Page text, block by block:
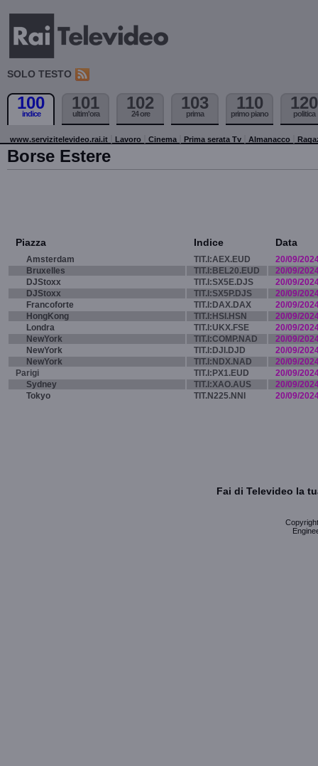
SOLO TESTO
100
indice
101
ultim'ora
102
24 ore
103
prima
110
primo piano
120
politica
www.servizitelevideo.rai.it Lavoro Cinema Prima serata Tv Almanacco
Borse Estere
Piazza Indice Data
Amsterdam TIT.I:AEX.EUD
20/09/
Bruxelles
TIT.I:BEL20.EUD
20/09/
DJStoxx
TIT.I:SX5E.DJS
20/09/
DJStoxx
TIT.I:SX5P.DJS
20/09/
Francoforte
TIT.I:DAX.DAX
20/09/
HongKong
TIT.I:HSI.HSN
20/09/
Londra
TIT.I:UKX.FSE
20/09/
NewYork
TIT.I:COMP.NAD
20/09/
NewYork
TIT.I:DJI.DJD
20/09/
NewYork
TIT.I:NDX.NAD
20/09/
Parigi
TIT.I:PX1.EUD
20/09/
Sydney
TIT.I:XAO.AUS
20/09/
Tokyo
TIT.N225.NNI 20/09/
Fai di Televideo la